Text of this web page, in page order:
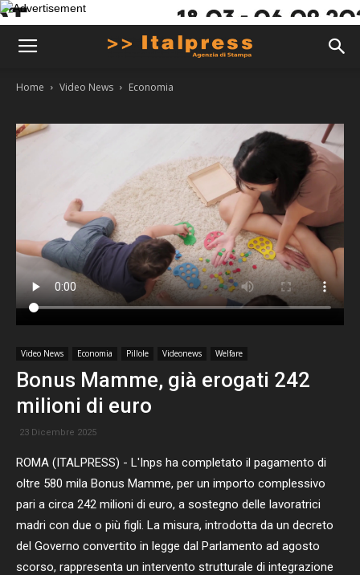
Home Video News Economia
Video News Economia Pillole Videonews Welfare
Bonus Mamme, già erogati 242
milioni di euro
23 Dicembre 2025
ROMA (ITALPRESS) - L'Inps ha completato il pagamento di
oltre 580 mila Bonus Mamme, per un importo complessivo
pari a circa 242 milioni di euro, a sostegno delle lavoratrici
madri con due o più figli. La misura, introdotta da un decreto
del Governo convertito in legge dal Parlamento ad agosto
scorso, rappresenta un intervento strutturale di integrazione